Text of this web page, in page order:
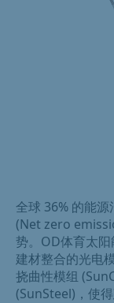
全球 36% 的能
(Net zero
势。OD体育太
建材整合的光电
挠曲性模组
(SunSteel)，使